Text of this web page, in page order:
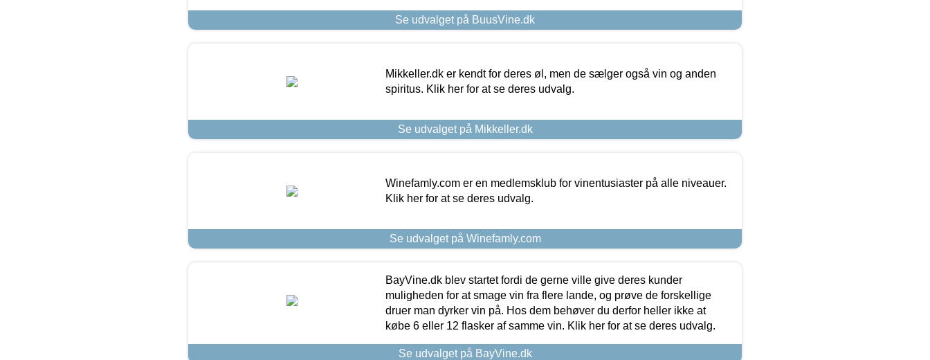
Se udvalget på BuusVine.dk
Mikkeller.dk er kendt for deres øl, men de sælger også vin og anden
spiritus. Klik her for at se deres udvalg.
Se udvalget på Mikkeller.dk
Winefamly.com er en medlemsklub for vinentusiaster på alle niveauer.
Klik her for at se deres udvalg.
Se udvalget på Winefamly.com
BayVine.dk blev startet fordi de gerne ville give deres kunder
muligheden for at smage vin fra flere lande, og prøve de forskellige
druer man dyrker vin på. Hos dem behøver du derfor heller ikke at
købe 6 eller 12 flasker af samme vin. Klik her for at se deres udvalg.
Se udvalget på BayVine.dk